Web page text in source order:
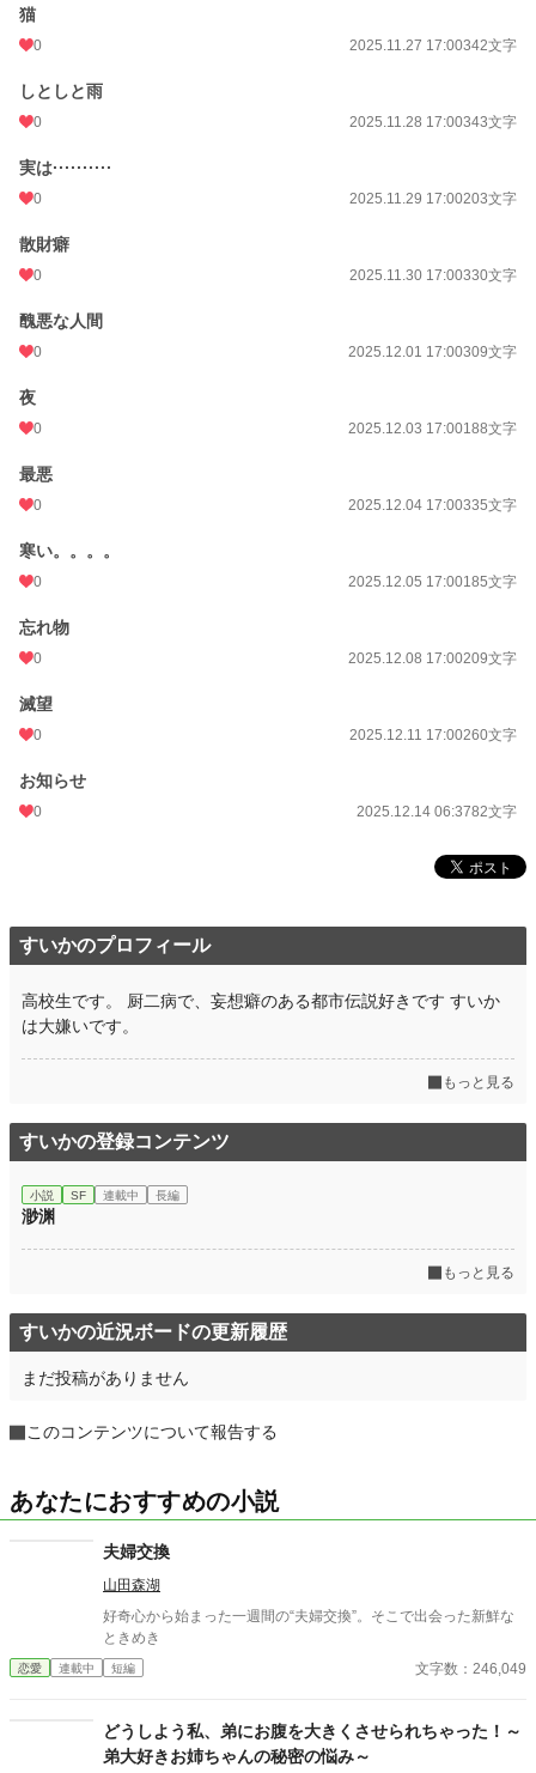
猫
0 2025.11.27 17:00342文字
しとしと雨
0 2025.11.28 17:00343文字
実は··········
0 2025.11.29 17:00203文字
散財癖
0 2025.11.30 17:00330文字
醜悪な人間
0 2025.12.01 17:00309文字
夜
0 2025.12.03 17:00188文字
最悪
0 2025.12.04 17:00335文字
寒い。。。。
0 2025.12.05 17:00185文字
忘れ物
0 2025.12.08 17:00209文字
滅望
0 2025.12.11 17:00260文字
お知らせ
0 2025.12.14 06:3782文字
すいかのプロフィール
高校生です。 厨二病で、妄想癖のある都市伝説好きです すいか
は大嫌いです。
もっと見る
すいかの登録コンテンツ
小説 SF 連載中 長編
渺渊
もっと見る
すいかの近況ボードの更新履歴
まだ投稿がありません
このコンテンツについて報告する
あなたにおすすめの小説
夫婦交換
山田森湖
好奇心から始まった一週間の“夫婦交換”。そこで出会った新鮮な
ときめき
恋愛 連載中 短編 文字数：246,049
どうしよう私、弟にお腹を大きくさせられちゃった！～
弟大好きお姉ちゃんの秘密の悩み～